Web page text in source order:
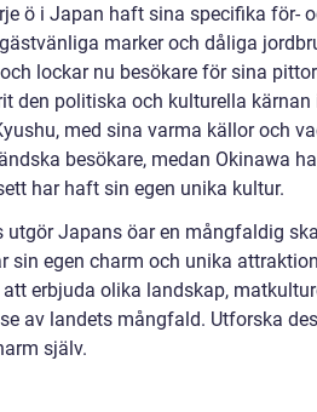
ö i Japan haft sina specifika för-
marker och dåliga
lockar nu besökare för sina
den politiska och kulturella
med sina varma källor och
besökare, medan Okinawa
har haft sin egen unika kultur.
Japans öar en mångfaldig
sin egen charm och unika
erbjuda olika landskap,
av landets mångfald. Utforska
själv.